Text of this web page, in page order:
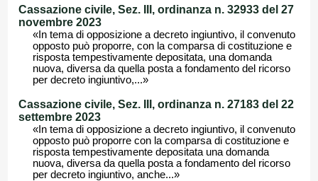
Cassazione civile, Sez. III, ordinanza n. 32933 del 27
novembre 2023
«In tema di opposizione a decreto ingiuntivo, il convenuto
opposto può proporre, con la comparsa di costituzione e
risposta tempestivamente depositata, una domanda
nuova, diversa da quella posta a fondamento del ricorso
per decreto ingiuntivo,...»
Cassazione civile, Sez. III, ordinanza n. 27183 del 22
settembre 2023
«In tema di opposizione a decreto ingiuntivo, il convenuto
opposto può proporre con la comparsa di costituzione e
risposta tempestivamente depositata una domanda
nuova, diversa da quella posta a fondamento del ricorso
per decreto ingiuntivo, anche...»